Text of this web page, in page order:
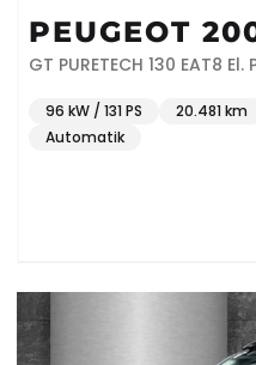
PEUGEOT
GT PURETECH 130 EAT8
96 kW / 131 PS 20.481 km
Automatik